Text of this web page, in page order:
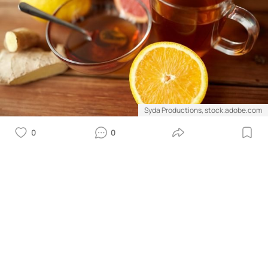
Syda Productions, stock.adobe.com
0 0